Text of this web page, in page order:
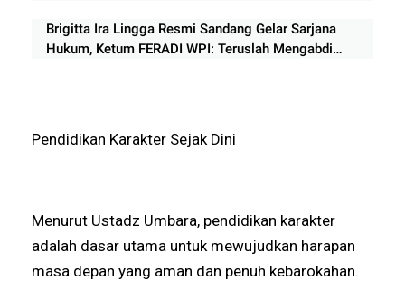
Brigitta Ira Lingga Resmi Sandang Gelar Sarjana
Hukum, Ketum FERADI WPI: Teruslah Mengabdi
Pendidikan Karakter Sejak Dini
Menurut Ustadz Umbara, pendidikan karakter
adalah dasar utama untuk mewujudkan harapan
masa depan yang aman dan penuh kebarokahan.